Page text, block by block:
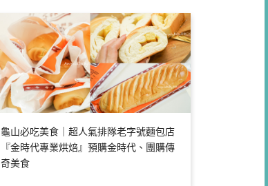
龜山必吃美食｜超人氣排隊老字號麵包店
『金時代專業烘焙』預購金時代、團購傳
奇美食